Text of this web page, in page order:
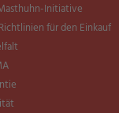
Initiative
für den Einkauf